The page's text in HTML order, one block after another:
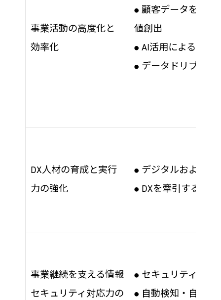
事業活動の高度化と
効率化
● 顧客データを起点
値創出
● AI活用による業務
● データドリブン経
DX人材の育成と実行
力の強化
● デジタルおよびAI
● DXを牽引する推
事業継続を支える情報
セキュリティ対応力の
● セキュリティ対策
● 自動検知・自動対